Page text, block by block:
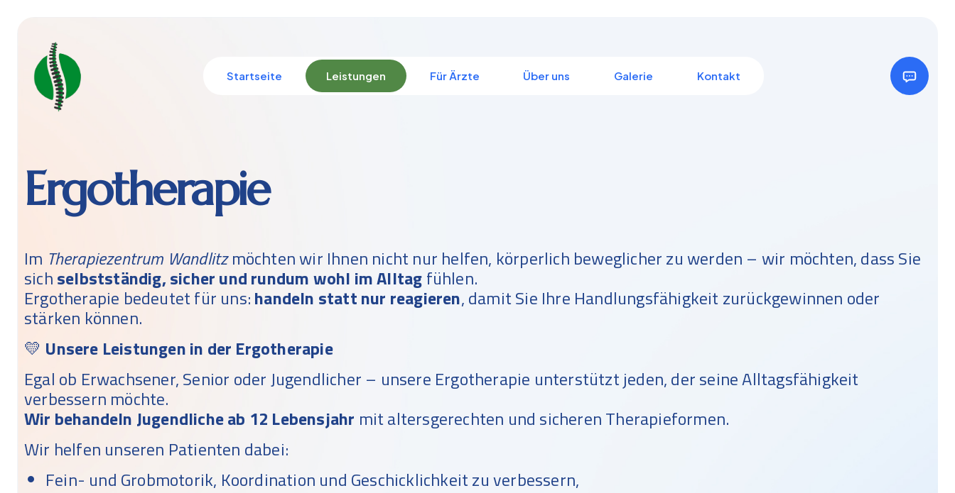
Startseite Leistungen Für Ärzte Über uns Galerie Kontakt
Ergotherapie
Im Therapiezentrum Wandlitzmöchten wir Ihnen nicht nur helfen, körperlich beweglicher zu werden – wir möchten, dass Sie
sichselbstständig, sicher und rundum wohl im Alltagfühlen.
Ergotherapie bedeutet für uns:handeln statt nur reagieren, damit Sie Ihre Handlungsfähigkeit zurückgewinnen oder
stärken können.
💛 Unsere Leistungen in der Ergotherapie
Egal ob Erwachsener, Senior oder Jugendlicher – unsere Ergotherapie unterstützt jeden, der seine Alltagsfähigkeit
verbessern möchte.
Wir behandeln Jugendliche ab 12 Lebensjahr mit altersgerechten und sicheren Therapieformen.
Wir helfen unseren Patienten dabei:
Fein- und Grobmotorik, Koordination und Geschicklichkeit zu verbessern,